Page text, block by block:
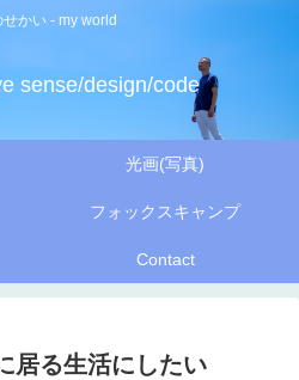
かい - my world
sense/design/code
光画(写真)
フォックスキャンプ
Contact
居る生活にしたい